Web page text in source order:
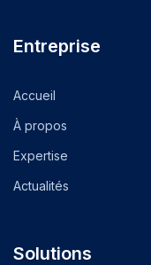
Entreprise
Accueil
À propos
Expertise
Actualités
Solutions